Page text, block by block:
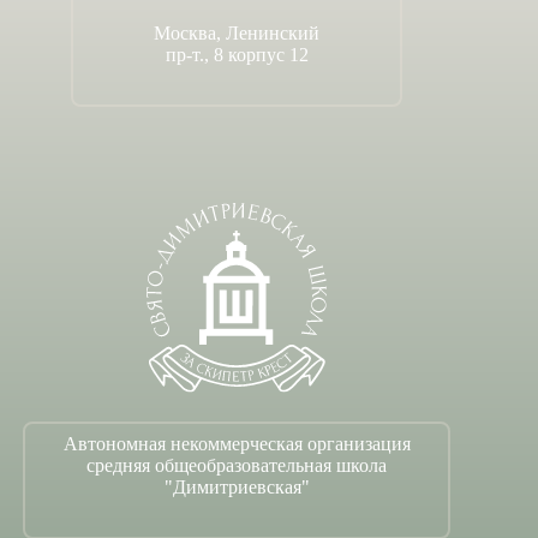
Москва, Ленинский
пр-т., 8 корпус 12
Автономная некоммерческая организация
средняя общеобразовательная школа
"Димитриевская"